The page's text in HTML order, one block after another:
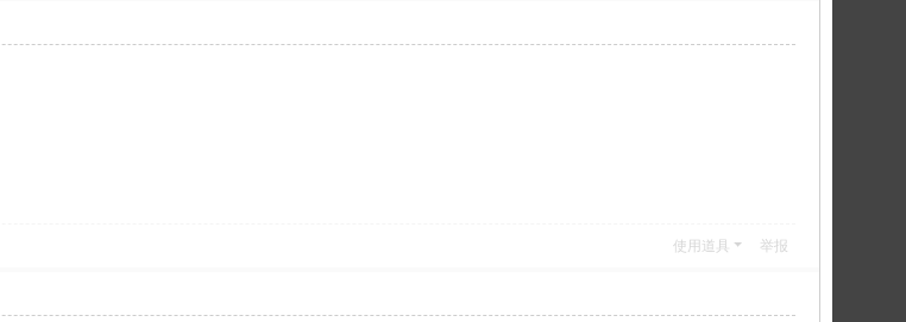
使用道具 举报